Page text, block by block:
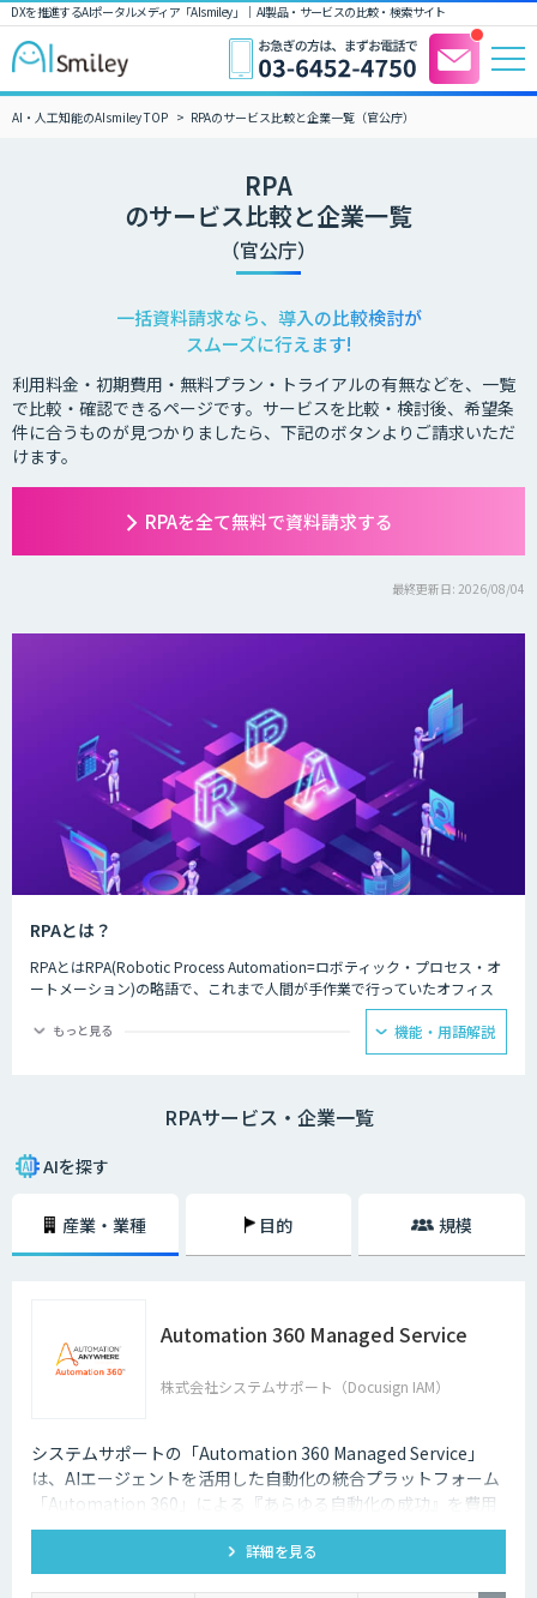
DXを推進するAIポータルメディア「AIsmiley」｜ AI製品・サービスの比較・検索サイト
AI・人工知能のAIsmiley TOP RPAのサービス比較と企業一覧（官公庁）
RPA
のサービス比較と企業一覧
（官公庁）
一括資料請求なら、導入の比較検討が
スムーズに行えます!
利用料金・初期費用・無料プラン・トライアルの有無などを、一覧
で比較・確認できるページです。サービスを比較・検討後、希望条
件に合うものが見つかりましたら、下記のボタンよりご請求いただ
けます。
RPAを全て無料で資料請求する
最終更新日: 2026/08/04
RPAとは？
RPAとはRPA(Robotic Process Automation=ロボティック・プロセス・オ
ートメーション)の略語で、これまで人間が手作業で行っていたオフィス
ワークを自動化する仕組みのことです。別名をデジタル・ワークフォー
ス、デジタルレイバーと呼びます。人間がコンピューター上で行う手作業
の業務を操作画面から登録しておくだけで、自動的かつ効率的に処理しま
在、書類作業の多い金融機関や官公庁での導入が進み、その成果が認知さ
単純な作業は人為的なミスが発生しやすいため、それらの作業をすべて手
率化の妨げとなる要素を排除できるという点は、企業にとっても極めて大
人間の場合、休憩や休日を必要としますし、体調によって業務の質が低下
してしまうというケースもあるかもしれません。しかし、RPAはソフトウ
ェアであるため、休息も一切必要なく24時間365日稼働させることができ
るわけです。何より、業務の質を均一化させることもできます。まさに、
もっと見る 機能・用語解説
RPAサービス・企業一覧
AIを探す
産業・業種 目的 規模
Automation 360 Managed Service
株式会社システムサポート（Docusign IAM）
システムサポートの「Automation 360 Managed Service」
は、AIエージェントを活用した自動化の統合プラットフォーム
「Automation 360」による『あらゆる自動化の成功』を費用
を抑えて提供します。
詳細を見る